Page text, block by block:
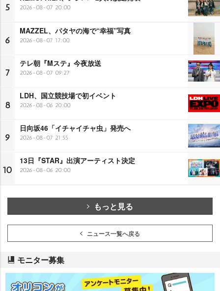
5 2026-08-07 20:00
6
MAZZEL、パタヤの海で“幸福”写真
2026-08-07 17:00
7
テレ朝『Mステ』今夜放送
2026-08-07 09:27
8
LDH、国立競技場で初イベント
2026-08-06 20:00
9
日向坂46「イチャイチャ虫」発売へ
2026-08-07 21:55
10
13日『STAR』出演アーティスト決定
2026-08-06 20:00
もっと見る
ニュース一覧へ戻る
モニター募集